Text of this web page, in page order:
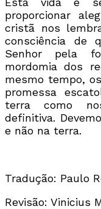
proporcionar
cristã nos
consciência de
Senhor pela
mordomia dos
mesmo tempo,
promessa
terra como
definitiva.
e não na terra.
Tradução: Paulo
Revisão: Vinicius